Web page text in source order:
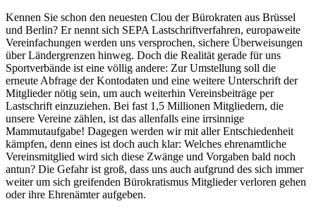
Kennen Sie schon den neuesten Clou der Bürokraten aus Brüssel
und Berlin? Er nennt sich SEPA Lastschriftverfahren, europaweite
Vereinfachungen werden uns versprochen, sichere Überweisungen
über Ländergrenzen hinweg. Doch die Realität gerade für uns
Sportverbände ist eine völlig andere: Zur Umstellung soll die
erneute Abfrage der Kontodaten und eine weitere Unterschrift der
Mitglieder nötig sein, um auch weiterhin Vereinsbeiträge per
Lastschrift einzuziehen. Bei fast 1,5 Millionen Mitgliedern, die
unsere Vereine zählen, ist das allenfalls eine irrsinnige
Mammutaufgabe! Dagegen werden wir mit aller Entschiedenheit
kämpfen, denn eines ist doch auch klar: Welches ehrenamtliche
Vereinsmitglied wird sich diese Zwänge und Vorgaben bald noch
antun? Die Gefahr ist groß, dass uns auch aufgrund des sich immer
weiter um sich greifenden Bürokratismus Mitglieder verloren gehen
oder ihre Ehrenämter aufgeben.